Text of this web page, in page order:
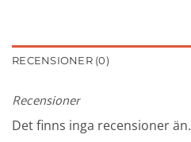
RECENSIONER (0)
Recensioner
Det finns inga recensioner än.